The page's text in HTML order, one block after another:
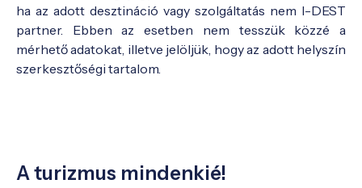
ha az adott desztináció vagy szolgáltatás nem I-DEST
partner. Ebben az esetben nem tesszük közzé a
mérhető adatokat, illetve jelöljük, hogy az adott helyszín
szerkesztőségi tartalom.
A turizmus mindenkié!